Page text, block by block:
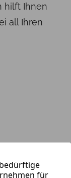
hilft Ihnen
all Ihren